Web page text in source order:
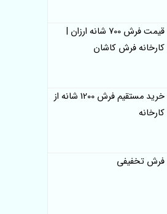
قیمت فرش 700 شانه ارزان |
کارخانه فرش کاشان
خرید مستقیم فرش 1200 شانه از
کارخانه
فرش تخفیفی